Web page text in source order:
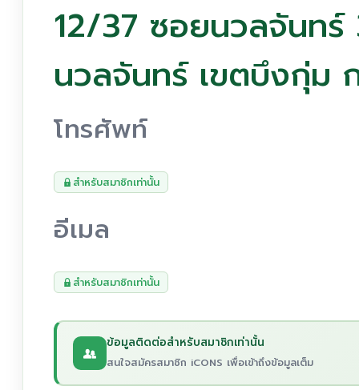
12/37 ซอยนวลจันท
นวลจันทร์ เขตบึงกุ่ม
โทรศัพท์
สำหรับสมาชิกเท่านั้น
อีเมล
สำหรับสมาชิกเท่านั้น
ข้อมูลติดต่อสำหรับสมาชิกเท่านั้น
สนใจสมัครสมาชิก iCONS เพื่อเข้าถึงข้อมูลเต็ม